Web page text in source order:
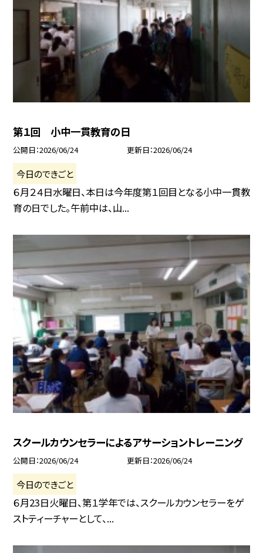
第１回 小中一貫教育の日
公開日 2026/06/24 更新日 2026/06/24
今日のできごと
６月２４日水曜日、本日は今年度第１回目となる小中一貫教
育の日でした。午前中は、山...
スクールカウンセラーによるアサーショントレーニング
公開日 2026/06/24 更新日 2026/06/24
今日のできごと
６月23日火曜日、第１学年では、スクールカウンセラーをゲ
ストティーチャーとして、...